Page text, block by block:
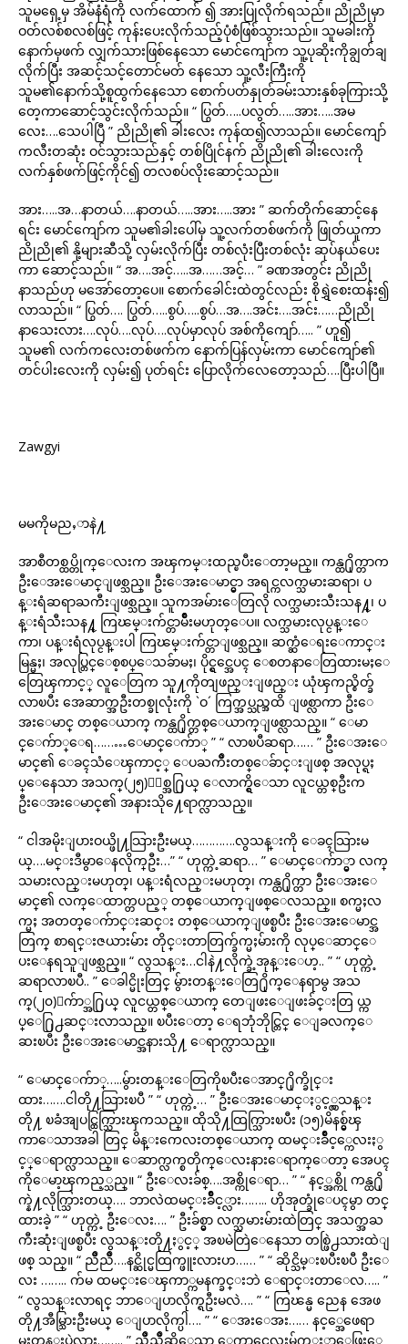
သူမရှေ့မှ အိမ်နံရံကို လက်ထောက် ၍ အားပြုလိုက်ရသည်။ ညိုညိုမှာ
ဝတ်လစ်စလစ်ဖြင့် ကုန်းပေးလိုက်သည့်ပုံစံဖြစ်သွားသည်။ သူမခါးကို
နောက်မှဖက် လျှက်သားဖြစ်နေသော မောင်ကျော်က သူ့ပုဆိုးကိုချွတ်ချ
လိုက်ပြီး အဆင့်သင့်တောင်မတ် နေသော သူ့လီးကြီးကို
သူမ၏နောက်သို့စူထွက်နေသော စောက်ပတ်နှုတ်ခမ်းသားနှစ်ခုကြားသို့
တေ့ကာဆောင့်သွင်းလိုက်သည်။ “ ပြွတ်…..ပလွတ်…..အား…..အမ
လေး….သေပါပြီ ” ညိုညို၏ ခါးလေး ကုန်ထ၍လာသည်။ မောင်ကျော်
ကလီးတဆုံး ဝင်သွားသည်နှင့် တစ်ပြိုင်နက် ညိုညို၏ ခါးလေးကို
လက်နှစ်ဖက်ဖြင့်ကိုင်၍ တလစပ်လိုးဆောင့်သည်။
အား…..အ…နာတယ်….နာတယ်…..အား…..အား ” ဆက်တိုက်ဆောင့်နေ
ရင်း မောင်ကျော်က သူမ၏ခါးပေါ်မှ သူ့လက်တစ်ဖက်ကို ဖြုတ်ယူကာ
ညိုညို၏ နို့များဆီသို့ လှမ်းလိုက်ပြီး တစ်လုံးပြီးတစ်လုံး ဆုပ်နယ်ပေး
ကာ ဆောင့်သည်။ “ အ….အင့်…..အ……အင့်… ” ခဏအတွင်း ညိုညို
နာသည်ဟု မအော်တော့ပေ။ စောက်ခေါင်းထဲတွင်လည်း စိုရွှဲစေးထန်း၍
လာသည်။ “ ပြွတ်…. ပြွတ်…..စွပ်…..စွပ်…အ….အင်း….အင်း……ညိုညို
နာသေးလား….လုပ်….လုပ်….လုပ်မှာလုပ် အစ်ကိုကျော်….. ” ဟူ၍
သူမ၏ လက်ကလေးတစ်ဖက်က နောက်ပြန်လှမ်းကာ မောင်ကျော်၏
တင်ပါးလေးကို လှမ်း၍ ပုတ်ရင်း ပြောလိုက်လေတော့သည်….ပြီးပါပြီ။
Zawgyi
မမကိုမညႇာနဲ႔
အာစီတစ္ထပ္တိုက္ေလးက အၾကမ္းထည္ၿပီးေတာ့မည္။ ကန္ထ႐ိုက္တာက
ဦးေအးေမာင္ျဖစ္သည္။ ဦးေအးေမာင္မွာ အရင္ကလက္သမားဆရာ၊ ပ
န္းရံဆရာႀကီးျဖစ္သည္။ သူကအမ်ားေတြလို လက္သမားသီးသန႔္၊ ပ
န္းရံသီးသန႔္ ကြၽမ္းက်င္တာမ်ိဳးမဟုတ္ေပ။ လက္သမားလုပ္ငန္းေ
ကာ၊ ပန္းရံလုပ္ငန္းပါ ကြၽမ္းက်င္တာျဖစ္သည္။ ဆက္ဆံေရးေကာင္း
မြန္မႈ၊ အလုပ္တြင္ေစ့စပ္ေသခ်ာမႈ၊ ပိုင္ရွင္အေပၚ ေစတနာေတြထားမႈေ
တြေၾကာင့္ လူေတြက သူ႔ကိုတျဖည္းျဖည္း ယုံၾကည္စိတ္ခ်
လာၿပီး အေဆာက္အဦးတစ္ခုလုံးကို `ဝ´ ကြက္အပ္သည္အထိ ျဖစ္လာကာ ဦးေ
အးေမာင္ တစ္ေယာက္ ကန္ထ႐ိုက္တစ္ေယာက္ျဖစ္လာသည္။ “ ေမာ
င္ေက်ာ္ေရ………ေမာင္ေက်ာ္ ” “ လာၿပီဆရာ…… ” ဦးေအးေ
မာင္၏ ေခၚသံေၾကာင့္ ေပႀကိဳးတစ္ေခ်ာင္းျဖစ္ အလုပ္ရႈ
ပ္ေနေသာ အသက္(၂၅)ႏွစ္အ႐ြယ္ ေလာက္ရွိေသာ လူငယ္တစ္ဦးက
ဦးေအးေမာင္၏ အနားသို႔ေရာက္လာသည္။
“ ငါအမိုးျပားဝယ္ဖို႔သြားဦးမယ္………….လွသန္းကို ေခၚသြားမ
ယ္….မင္းဒီမွာေနလိုက္ဦး…” “ ဟုတ္ကဲ့ဆရာ… ” ေမာင္ေက်ာ္မွာ လက္
သမားလည္းမဟုတ္၊ ပန္းရံလည္းမဟုတ္၊ ကန္ထ႐ိုက္တာ ဦးေအးေ
မာင္၏ လက္ေထာက္တပည့္ တစ္ေယာက္ျဖစ္ေလသည္။ စက္မႈလ
က္မႈ အတတ္ေက်ာင္းဆင္း တစ္ေယာက္ျဖစ္ၿပီး ဦးေအးေမာင္အ
တြက္ စာရင္းဇယားမ်ား တိုင္းတာတြက္ခ်က္မႈမ်ားကို လုပ္ေဆာင္ေ
ပးေနရသူျဖစ္သည္။ “ လွသန္း…ငါနဲ႔လိုက္ခဲ့အုန္းေဟ့.. ” “ ဟုတ္ကဲ့
ဆရာလာၿပီ.. ” ေခါင္မိုးတြင္ မွ်ားတန္းေတြ႐ိုက္ေနရာမွ အသ
က္(၂၀)ေက်ာ္အ႐ြယ္ လူငယ္တစ္ေယာက္ တေျဖးေျဖးခ်င္းတြ ယ္က
ပ္ေ႐ြ႕ဆင္းလာသည္။ ၿပီးေတာ့ ေရဘုံဘိုင္တြင္ ေျခလက္ေ
ဆးၿပီး ဦးေအးေမာင္အနားသို႔ ေရာက္လာသည္။
“ ေမာင္ေက်ာ္…..မွ်ားတန္းေတြကိုၿပီးေအာင္႐ိုက္ခိုင္း
ထား…….ငါတို႔သြားၿပီ ” “ ဟုတ္ကဲ့… ” ဦးေအးေမာင္ႏွင့္လွသန္း
တို႔ ၿခံအျပင္ထြက္သြားၾကသည္။ ထိုသို႔ထြက္သြားၿပီး (၁၅)မိနစ္မွ်ၾ
ကာေသာအခါ တြင္ မိန္းကေလးတစ္ေယာက္ ထမင္းခ်ိဳင့္ကေလးႏွ
င့္ေရာက္လာသည္။ ေဆာက္လက္စတိုက္ေလးနားေရာက္ေတာ့ အေပၚ
ကိုေမာ့ၾကည့္သည္။ “ ဦးေလးခ်စ္….အစ္ကိုေရာ… ” “ နင့္အစ္ကို ကန္ထ႐ို
က္နဲ႔လိုက္သြားတယ္…. ဘာလဲထမင္းခ်ိဳင့္လား…….. ဟိုအုတ္ခုံေပၚမွာ တင္
ထားခဲ့ ” “ ဟုတ္ကဲ့ ဦးေလး…. ” ဦးခ်စ္မွာ လက္သမားမ်ားထဲတြင္ အသက္အႀ
ကီးဆုံးျဖစ္ၿပီး လွသန္းတို႔ႏွင့္ အၿမဲတြဲေနေသာ တစ္ဖြဲ႕သားထဲျ
ဖစ္ သည္။ “ ညိဳညိဳ….နင္ဆိုင္မထြက္ဖူးလားဟ…… ” “ ဆိုင္သိမ္းၿပီးၿပီ ဦးေ
လး …….. က်မ ထမင္းေၾကာ္ကမနက္ခင္းဘဲ ေရာင္းတာေလ….. ”
“ လွသန္းလာရင္ ဘာေျပာလိုက္ရဦးမလဲ…. ” “ ကြၽန္မ ညေန အေဖ
တို႔အီမ္သြားဦးမယ္ ေျပာလိုက္ပါ…. ” “ ေအးေအး…… နင့္အေဖေရာ
မူးတုန္းပဲလား…….. ” ညိဳညိဳဆိုေသာ ေကာင္မေလးမ်က္ႏွာေဖြးေ